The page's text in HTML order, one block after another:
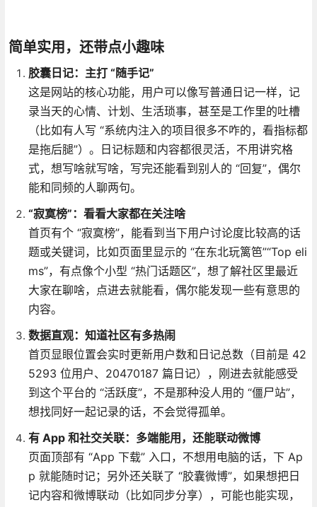
简单实用，还带点小趣味
胶囊日记：主打 “随手记”
这是网站的核心功能，用户可以像写普通日记一样，记
录当天的心情、计划、生活琐事，甚至是工作里的吐槽
（比如有人写 “系统内注入的项目很多不咋的，看指标都
是拖后腿”）。日记标题和内容都很灵活，不用讲究格
式，想写啥就写啥，写完还能看到别人的 “回复”，偶尔
能和同频的人聊两句。
“寂寞榜”：看看大家都在关注啥
首页有个 “寂寞榜”，能看到当下用户讨论度比较高的话
题或关键词，比如页面里显示的 “在东北玩篱笆”“Top eli
ms”，有点像个小型 “热门话题区”，想了解社区里最近
大家在聊啥，点进去就能看，偶尔能发现一些有意思的
内容。
数据直观：知道社区有多热闹
首页显眼位置会实时更新用户数和日记总数（目前是 42
5293 位用户、20470187 篇日记），刚进去就能感受
到这个平台的 “活跃度”，不是那种没人用的 “僵尸站”，
想找同好一起记录的话，不会觉得孤单。
有 App 和社交关联：多端能用，还能联动微博
页面顶部有 “App 下载” 入口，不想用电脑的话，下 Ap
p 就能随时记；另外还关联了 “胶囊微博”，如果想把日
记内容和微博联动（比如同步分享），可能也能实现，